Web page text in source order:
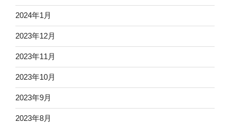
2024年1月
2023年12月
2023年11月
2023年10月
2023年9月
2023年8月